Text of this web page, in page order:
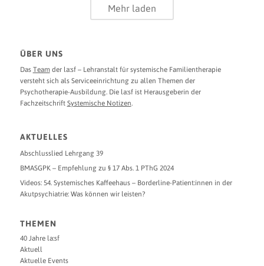
Mehr laden
ÜBER UNS
Das Teamder la:sf – Lehranstalt für systemische Familientherapie
versteht sich als Serviceeinrichtung zu allen Themen der
Psychotherapie-Ausbildung. Die la:sf ist Herausgeberin der
Fachzeitschrift Systemische Notizen.
AKTUELLES
Abschlusslied Lehrgang 39
BMASGPK – Empfehlung zu § 17 Abs. 1 PThG 2024
Videos: 54. Systemisches Kaffeehaus – Borderline-Patient:innen in der
Akutpsychiatrie: Was können wir leisten?
THEMEN
40 Jahre la:sf
Aktuell
Aktuelle Events